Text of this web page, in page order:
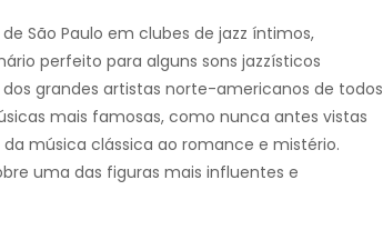
São Paulo em clubes de jazz íntimos,
perfeito para alguns sons jazzísticos
grandes artistas norte-americanos de todos
mais famosas, como nunca antes vistas
música clássica ao romance e mistério.
uma das figuras mais influentes e